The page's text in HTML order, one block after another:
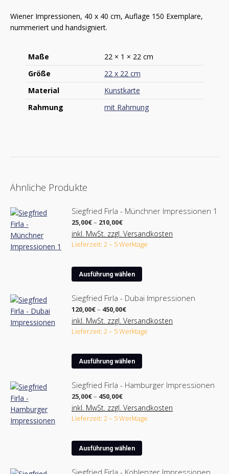
Wiener Impressionen, 40 x 40 cm, Auflage 150 Exemplare,
nummeriert und handsigniert.
Maße
22 × 1 × 22 cm
Größe
22 x 22 cm
Material
Kunstkarte
Rahmung
mit Rahmung
Ähnliche Produkte
Siegfried Firla - Münchner Impressionen 1
25,00€– 210,00€Preisspanne:
25,00€
bis
210,00€
inkl. MwSt. zzgl. Versandkosten
Lieferzeit: 2 – 5 Werktage
Ausführung wählen
Dieses
Produkt
weist
mehrere
Varianten
auf.
der
gewählt
werden
Siegfried Firla - Dubai Impressionen
120,00€– 450,00€Preisspanne:
120,00€
bis
450,00€
inkl. MwSt. zzgl. Versandkosten
Lieferzeit: 2 – 5 Werktage
Ausführung wählen
Dieses
Produkt
mehrere
Varianten
auf.
der
Siegfried Firla - Hamburger Impressionen
25,00€– 450,00€Preisspanne:
25,00€
bis
450,00€
inkl. MwSt. zzgl. Versandkosten
Lieferzeit: 2 – 5 Werktage
Ausführung wählen
Dieses
Produkt
Siegfried Firla - Koblenzer Impressionen